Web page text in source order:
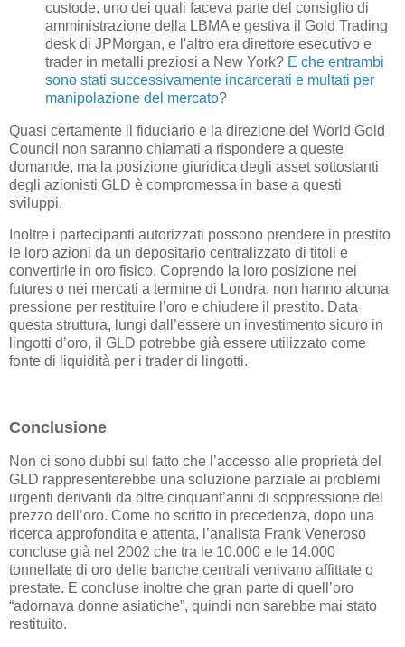
custode, uno dei quali faceva parte del consiglio di
amministrazione della LBMA e gestiva il Gold Trading
desk di JPMorgan, e l'altro era direttore esecutivo e
trader in metalli preziosi a New York? E che entrambi
sono stati successivamente incarcerati e multati per
manipolazione del mercato?
Quasi certamente il fiduciario e la direzione del World Gold
Council non saranno chiamati a rispondere a queste
domande, ma la posizione giuridica degli asset sottostanti
degli azionisti GLD è compromessa in base a questi
sviluppi.
Inoltre i partecipanti autorizzati possono prendere in prestito
le loro azioni da un depositario centralizzato di titoli e
convertirle in oro fisico. Coprendo la loro posizione nei
futures o nei mercati a termine di Londra, non hanno alcuna
pressione per restituire l’oro e chiudere il prestito. Data
questa struttura, lungi dall’essere un investimento sicuro in
lingotti d’oro, il GLD potrebbe già essere utilizzato come
fonte di liquidità per i trader di lingotti.
Conclusione
Non ci sono dubbi sul fatto che l’accesso alle proprietà del
GLD rappresenterebbe una soluzione parziale ai problemi
urgenti derivanti da oltre cinquant’anni di soppressione del
prezzo dell’oro. Come ho scritto in precedenza, dopo una
ricerca approfondita e attenta, l’analista Frank Veneroso
concluse già nel 2002 che tra le 10.000 e le 14.000
tonnellate di oro delle banche centrali venivano affittate o
prestate. E concluse inoltre che gran parte di quell’oro
“adornava donne asiatiche”, quindi non sarebbe mai stato
restituito.